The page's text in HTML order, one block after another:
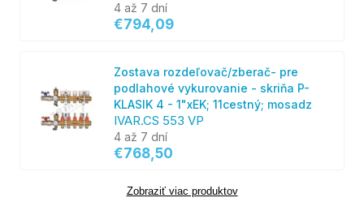
4 až 7 dní
€794,09
Zostava rozdeľovač/zberač- pre
podlahové vykurovanie - skriňa P-
KLASIK 4 - 1"xEK; 11cestný; mosadz
IVAR.CS 553 VP
4 až 7 dní
€768,50
Zobraziť viac produktov